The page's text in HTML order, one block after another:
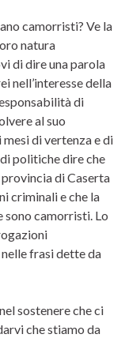
camorristi? Ve la
natura
di dire una parola
nell’interesse della
di
al suo
di vertenza e di
politiche dire che
di Caserta
criminali e che la
sono camorristi. Lo
frasi dette da
sostenere che ci
che stiamo da